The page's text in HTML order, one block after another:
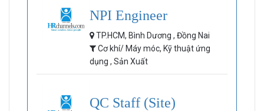
NPI Engineer
TP.HCM, Bình Dương , Đồng Nai
Cơ khí/ Máy móc, Kỹ thuật ứng
dụng , Sản Xuất
QC Staff (Site)